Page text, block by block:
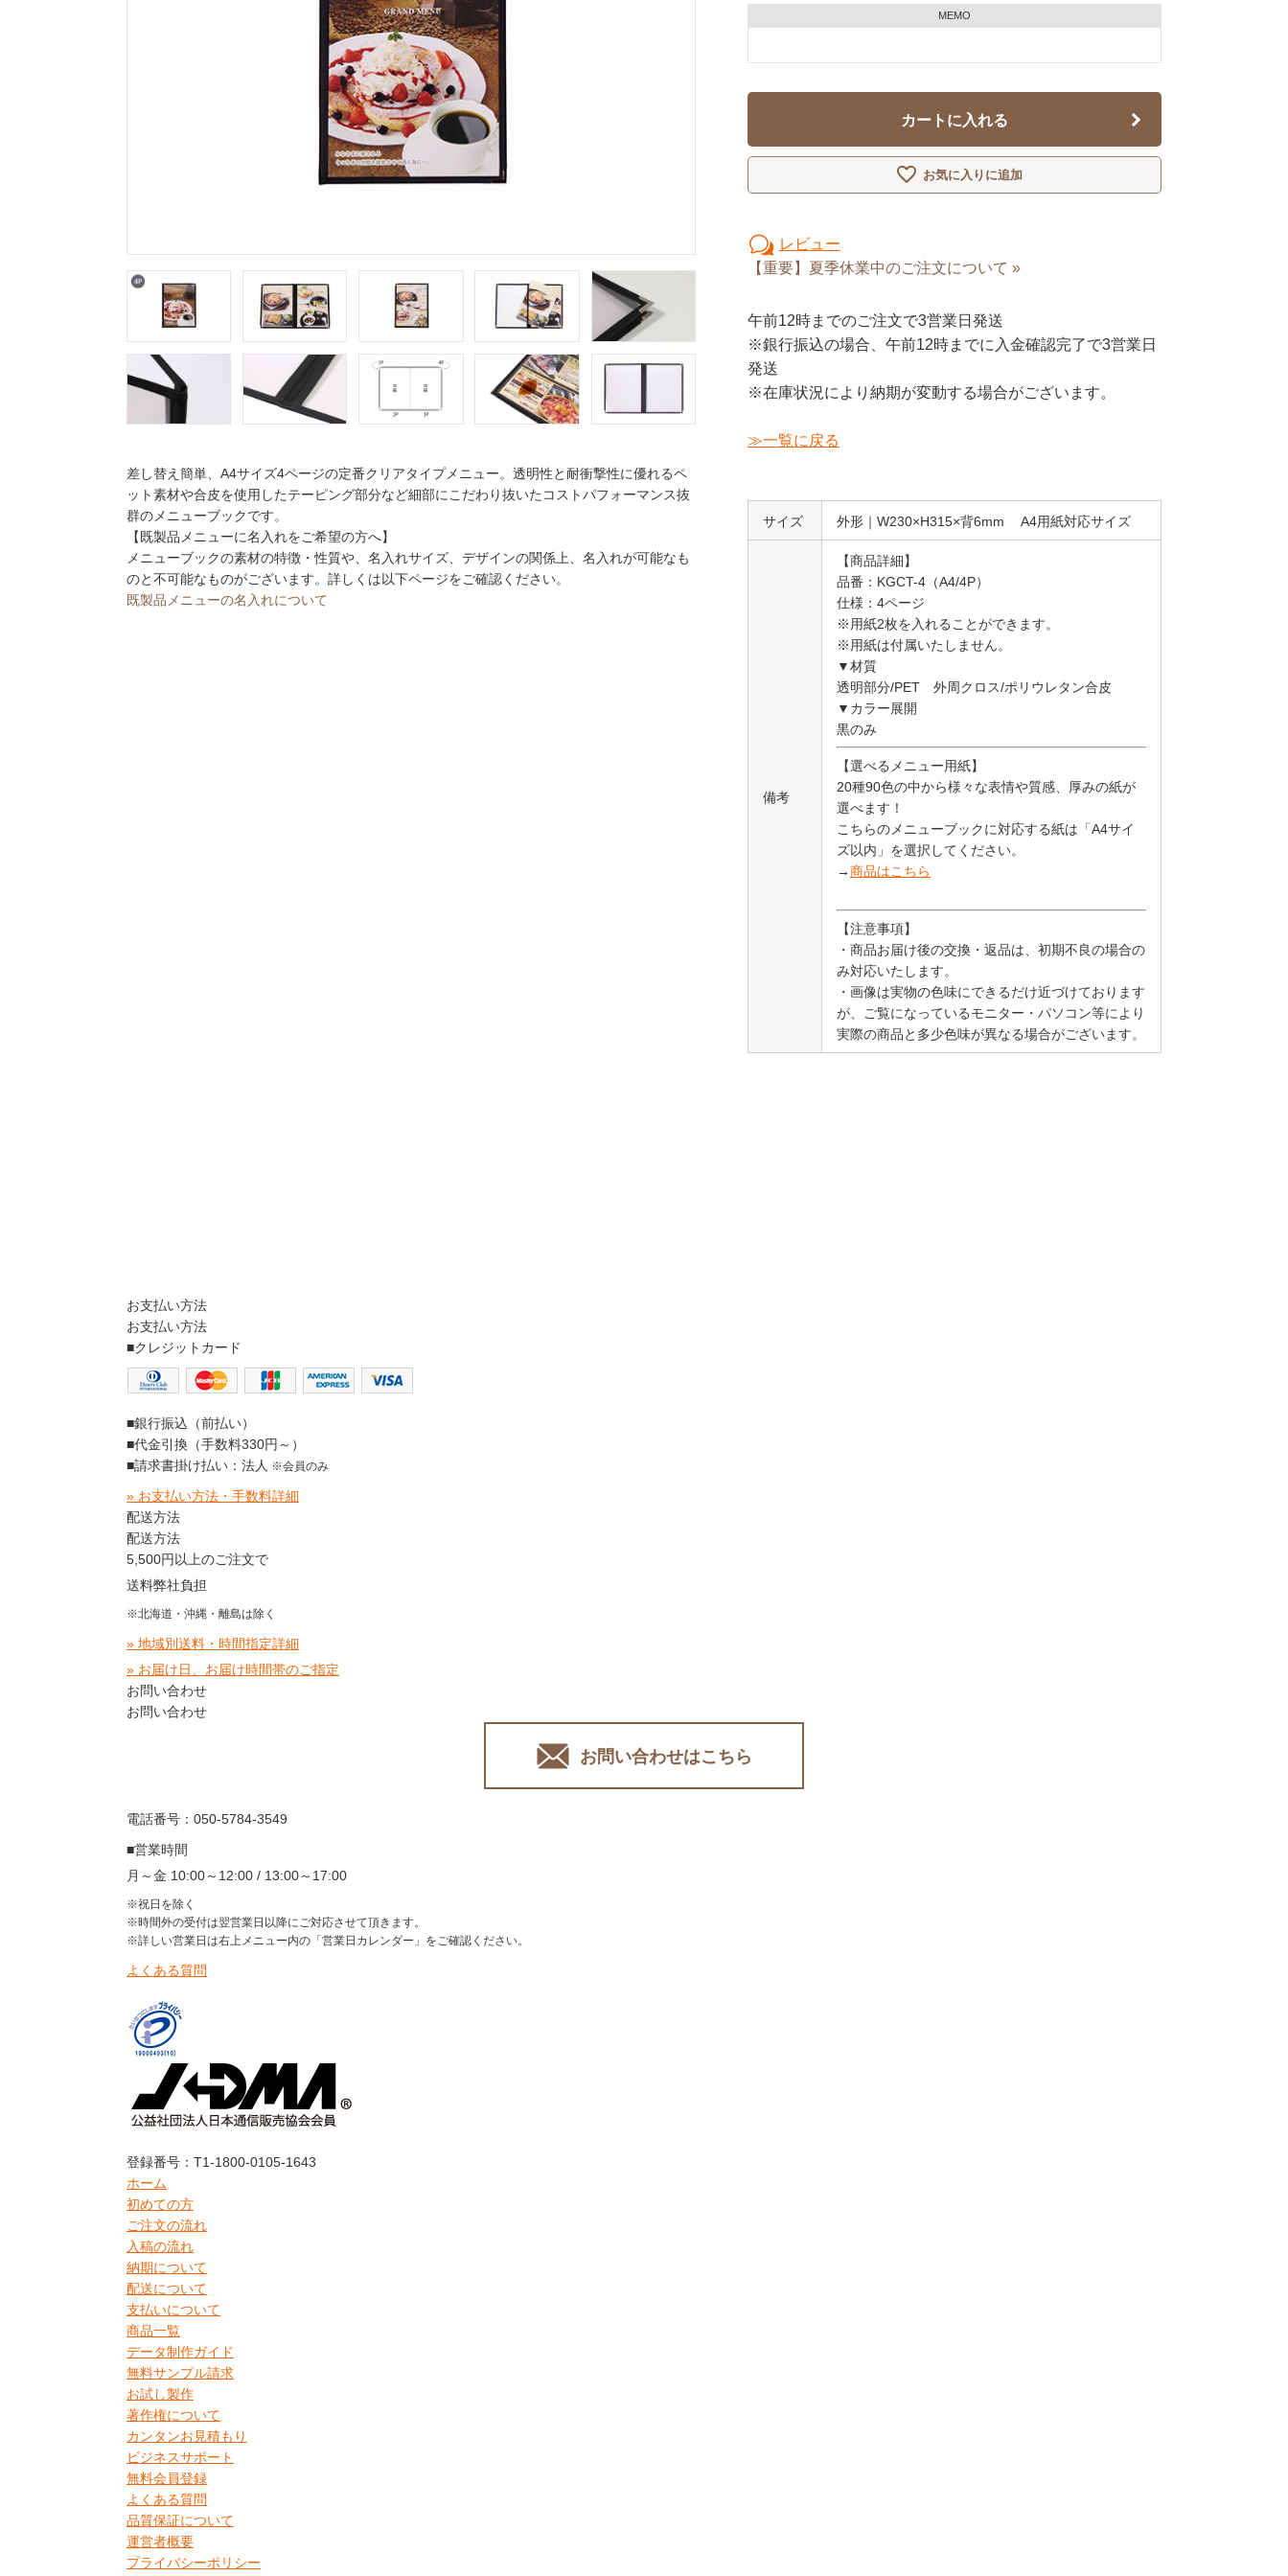
差し替え簡単、A4サイズ4ページの定番クリアタイプメニュー。透明性と耐衝撃性に優れるペ
ット素材や合皮を使用したテーピング部分など細部にこだわり抜いたコストパフォーマンス抜
群のメニューブックです。
【既製品メニューに名入れをご希望の方へ】
メニューブックの素材の特徴・性質や、名入れサイズ、デザインの関係上、名入れが可能なも
のと不可能なものがございます。詳しくは以下ページをご確認ください。
既製品メニューの名入れについて
MEMO
カートに入れる
お気に入りに追加
レビュー
【重要】夏季休業中のご注文について »
午前12時までのご注文で3営業日発送
※銀行振込の場合、午前12時までに入金確認完了で3営業日
発送
※在庫状況により納期が変動する場合がございます。
≫一覧に戻る
サイズ 外形｜W230×H315×背6mm A4用紙対応サイズ
備考
【商品詳細】
品番：KGCT-4（A4/4P）
仕様：4ページ
※用紙2枚を入れることができます。
※用紙は付属いたしません。
▼材質
透明部分/PET 外周クロス/ポリウレタン合皮
▼カラー展開
黒のみ
【選べるメニュー用紙】
20種90色の中から様々な表情や質感、厚みの紙が
選べます！
こちらのメニューブックに対応する紙は「A4サイ
ズ以内」を選択してください。
→商品はこちら
【注意事項】
・商品お届け後の交換・返品は、初期不良の場合の
み対応いたします。
・画像は実物の色味にできるだけ近づけております
が、ご覧になっているモニター・パソコン等により
実際の商品と多少色味が異なる場合がございます。
お支払い方法
お支払い方法
■クレジットカード
■銀行振込（前払い）
■代金引換（手数料330円～）
■請求書掛け払い：法人 ※会員のみ
» お支払い方法・手数料詳細
配送方法
配送方法
5,500円以上のご注文で
送料弊社負担
※北海道・沖縄・離島は除く
» 地域別送料・時間指定詳細
» お届け日、お届け時間帯のご指定
お問い合わせ
お問い合わせ
お問い合わせはこちら
電話番号：050-5784-3549
■営業時間
月～金 10:00～12:00 / 13:00～17:00
※祝日を除く
※時間外の受付は翌営業日以降にご対応させて頂きます。
※詳しい営業日は右上メニュー内の「営業日カレンダー」をご確認ください。
よくある質問
登録番号：T1-1800-0105-1643
ホーム
初めての方
ご注文の流れ
入稿の流れ
納期について
配送について
支払いについて
商品一覧
データ制作ガイド
無料サンプル請求
お試し製作
著作権について
カンタンお見積もり
ビジネスサポート
無料会員登録
よくある質問
品質保証について
運営者概要
プライバシーポリシー